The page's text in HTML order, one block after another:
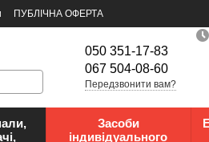
ПУБЛІЧНА ОФЕРТА
050 351-17-83
067 504-08-60
Передзвонити вам?
Засоби
індивідуального